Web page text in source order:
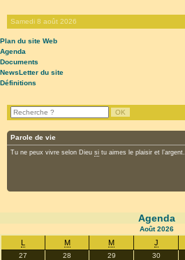
Samedi 8 août 2026
Plan du site Web
Agenda
Documents
NewsLetter du site
Définitions
Parole de vie
Tu ne peux vivre selon Dieusi tu aimes le plaisir et l’argent.
Agenda
Août2026
L M M J
27 28 29 30